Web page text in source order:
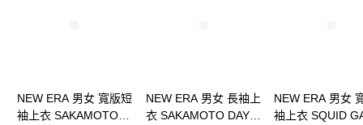
NEW ERA 男女 寬版短
袖上衣 SAKAMOTO
NEW ERA 男女 長袖上
衣 SAKAMOTO DAYS
NEW ERA 男女
袖上衣 SQUID